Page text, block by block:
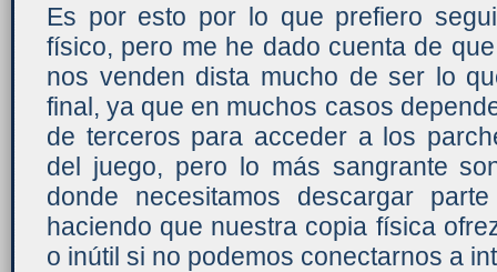
Es por esto por lo que prefiero
físico, pero me he dado cuenta de
nos venden dista mucho de ser lo
final, ya que en muchos casos
de terceros para acceder a los
del juego, pero lo más sangrante
donde necesitamos descargar
haciendo que nuestra copia física
o inútil si no podemos conectarnos a